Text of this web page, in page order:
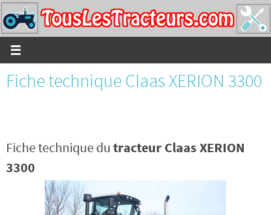
Passer
vers
le
contenu
Fiche technique Claas XERION 3300
Fiche technique dutracteur Claas XERION
3300